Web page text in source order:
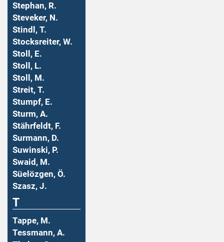
Stephan, R.
Steveker, N.
Stindl, T.
Stocksreiter, W.
Stoll, E.
Stoll, L.
Stoll, M.
Streit, T.
Stumpf, E.
Sturm, A.
Stährfeldt, F.
Surmann, D.
Suwinski, P.
Swaid, M.
Süelözgen, Ö.
Szasz, J.
T
Tappe, M.
Tessmann, A.